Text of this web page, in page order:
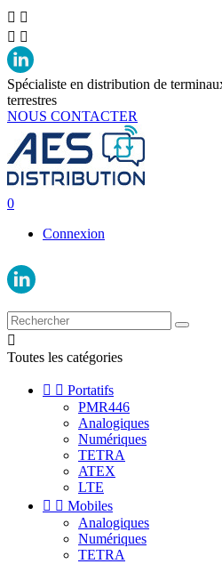
 
 
Spécialiste en distribution de
terrestres
NOUS CONTACTER
0
Connexion

Toutes les catégories
  Portatifs
PMR446
Analogiques
Numériques
TETRA
ATEX
LTE
  Mobiles
Analogiques
Numériques
TETRA